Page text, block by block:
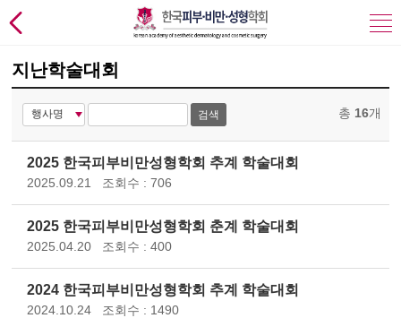
지난학술대회
검색 총 16개
2025 한국피부비만성형학회 추계 학술대회
2025.09.21 조회수 : 706
2025 한국피부비만성형학회 춘계 학술대회
2025.04.20 조회수 : 400
2024 한국피부비만성형학회 추계 학술대회
2024.10.24 조회수 : 1490